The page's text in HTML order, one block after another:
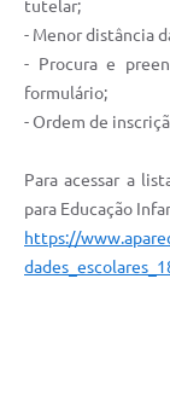
tutelar;
- Menor distância
- Procura e
formulário;
- Ordem de
Para acessar a
para Educação
https://